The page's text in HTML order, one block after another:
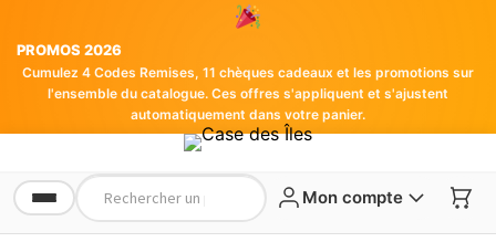
PROMOS 2026
Cumulez 4 Codes Remises, 11 chèques cadeaux et les promotions sur
l'ensemble du catalogue. Ces offres s'appliquent et s'ajustent
automatiquement dans votre panier.
Mon compte